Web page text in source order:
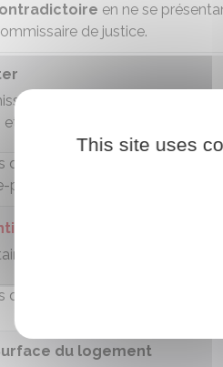
en ne se
de justice.
de justice prévient les
au moins 7 jours à l'avance,
demandées par le commissaire
priseur judiciaire) sont
départements d'outre-mer,
demandées varient selon la
du logement
This site uses